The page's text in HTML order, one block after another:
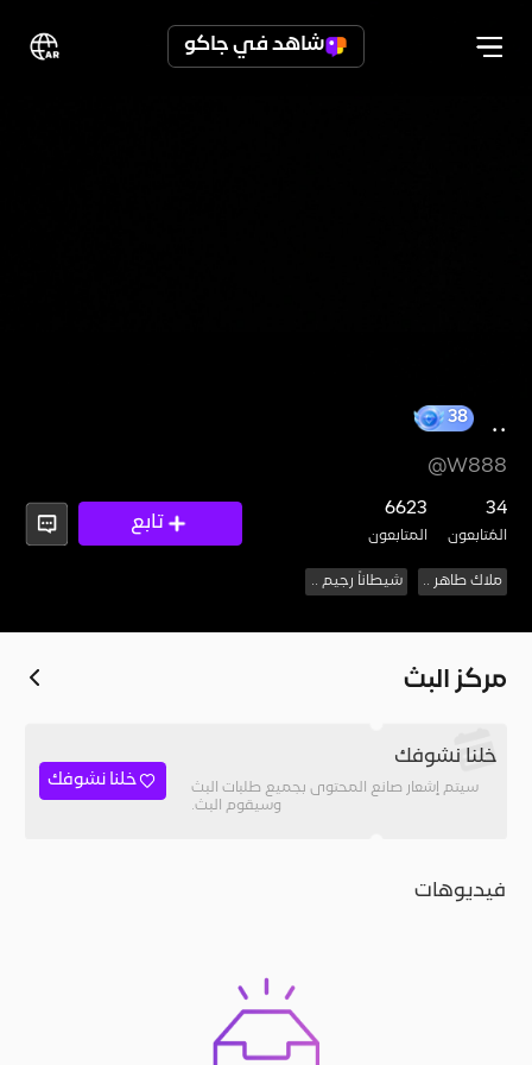
شاهد في جاكو
..
@W888
34
المُتابعون
6623
المتابعون
تابع
ملاك طاهر .. شيطاناً رجيم ..
مركز البث
خلنا نشوفك
سيتم إشعار صانع المحتوى بجميع طلبات البث
وسيقوم البث.
خلنا نشوفك
فيديوهات